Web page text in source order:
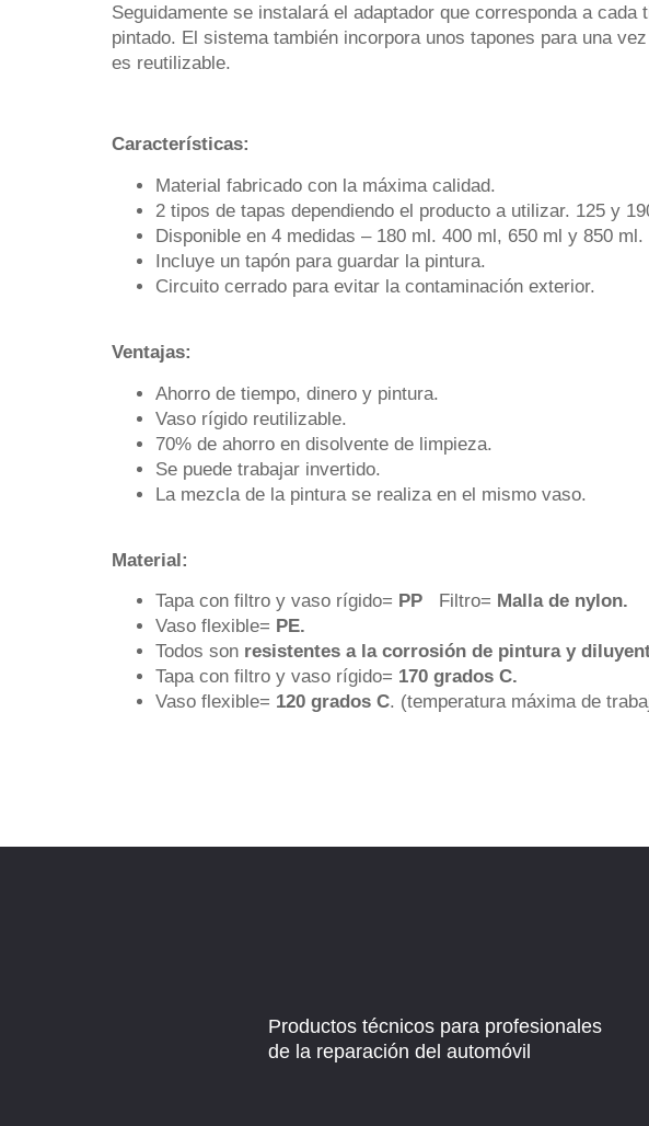
Seguidamente se instalará el adaptador que corresponda a
pintado. El sistema también incorpora unos tapones para una
es reutilizable.
Características:
Material fabricado con la máxima calidad.
2 tipos de tapas dependiendo el producto a utilizar. 125 y
Disponible en 4 medidas – 180 ml. 400 ml, 650 ml y 850 ml.
Incluye un tapón para guardar la pintura.
Circuito cerrado para evitar la contaminación exterior.
Ventajas:
Ahorro de tiempo, dinero y pintura.
Vaso rígido reutilizable.
70% de ahorro en disolvente de limpieza.
Se puede trabajar invertido.
La mezcla de la pintura se realiza en el mismo vaso.
Material:
Tapa con filtro y vaso rígido= PP Filtro= Malla de nylon.
Vaso flexible= PE.
Todos son resistentes a la corrosión de pintura y
Tapa con filtro y vaso rígido= 170 grados C.
Vaso flexible= 120 grados C. (temperatura máxima de
Productos técnicos para profesionales
de la reparación del automóvil